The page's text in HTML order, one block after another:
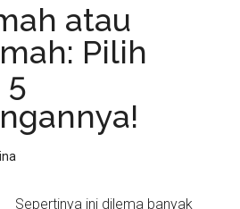
atau
Pilih
5
Sepertinya ini dilema banyak